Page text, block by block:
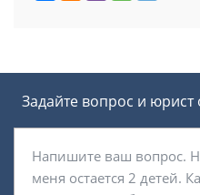
Задайте вопрос и юрист